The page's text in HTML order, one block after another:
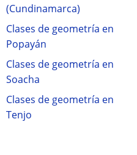
(Cundinamarca)
Clases de geometría en
Popayán
Clases de geometría en
Soacha
Clases de geometría en
Tenjo